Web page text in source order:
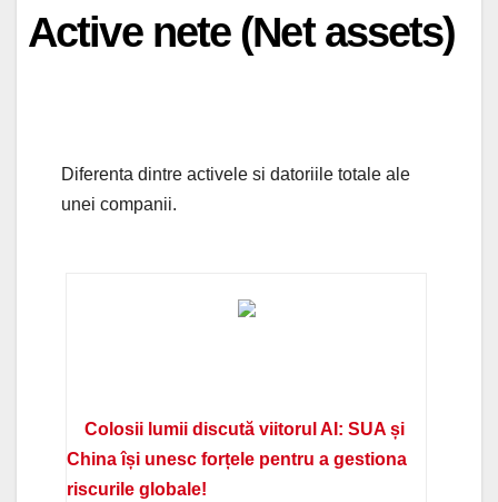
Active nete (Net assets)
Diferenta dintre activele si datoriile totale ale
unei companii.
Colosii lumii discută viitorul AI: SUA și
China își unesc forțele pentru a gestiona
riscurile globale!